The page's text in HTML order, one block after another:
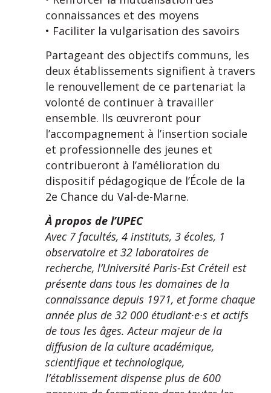
connaissances et des moyens
• Faciliter la vulgarisation des savoirs
Partageant des objectifs communs, les
deux établissements signifient à travers
le renouvellement de ce partenariat la
volonté de continuer à travailler
ensemble. Ils œuvreront pour
l’accompagnement à l’insertion sociale
et professionnelle des jeunes et
contribueront à l’amélioration du
dispositif pédagogique de l’École de la
2e Chance du Val-de-Marne.
À propos de l’UPEC
Avec 7 facultés, 4 instituts, 3 écoles, 1
observatoire et 32 laboratoires de
recherche, l’Université Paris-Est Créteil est
présente dans tous les domaines de la
connaissance depuis 1971, et forme chaque
année plus de 32 000 étudiant·e·s et actifs
de tous les âges. Acteur majeur de la
diffusion de la culture académique,
scientifique et technologique,
l’établissement dispense plus de 600